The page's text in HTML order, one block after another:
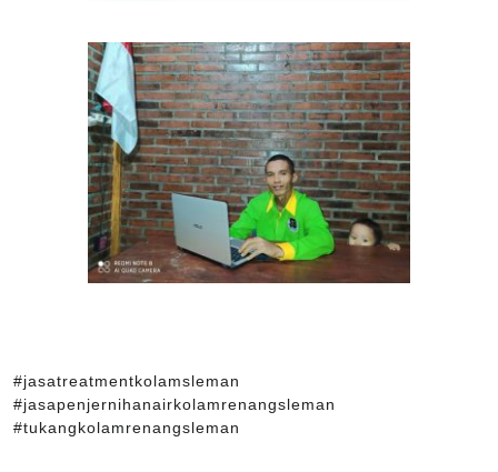
#jasatreatmentkolamsleman
#jasapenjernihanairkolamrenangsleman
#tukangkolamrenangsleman